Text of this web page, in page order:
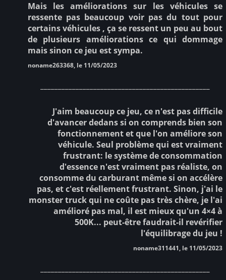
Mais les améliorations sur les véhicules se
ressente pas beaucoup voir pas du tout pour
certains véhicules , ça se ressent un peu au bout
de plusieurs améliorations ce qui dommage
mais sinon ce jeu est sympa.
noname263368, le 11/05/2023
J'aim beaucoup ce jeu, ce n'est pas difficile
d'avancer dedans si on comprends bien son
fonctionnement et que l'on améliore son
véhicule. Seul problème qui est vraiment
frustrant: le système de consommation
d'essence n'est vraiment pas réaliste, on
consomme du carburant même si on accélère
pas, et c'est réellement frustrant. Sinon, j'ai le
monster truck qui ne coûte pas très chère, je l'ai
amélioré pas mal, il est mieux qu'un 4×4 à
500K... peut-être faudrait-il revérifier
l'équilibrage du jeu !
noname311441, le 11/05/2023